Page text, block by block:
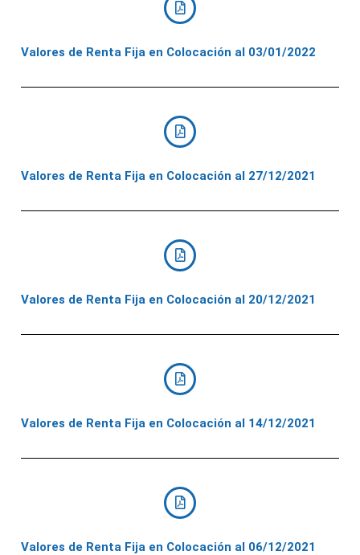
Valores de Renta Fija en Colocación al 03/01/2022
Valores de Renta Fija en Colocación al 27/12/2021
Valores de Renta Fija en Colocación al 20/12/2021
Valores de Renta Fija en Colocación al 14/12/2021
Valores de Renta Fija en Colocación al 06/12/2021